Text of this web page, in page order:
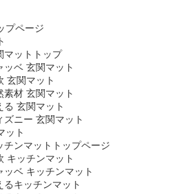
プページ
マットトップ
ッベ 玄関マット
玄関マット
素材 玄関マット
る 玄関マット
ズニー 玄関マット
ット
チンマットトップページ
キッチンマット
ッベ キッチンマット
るキッチンマット